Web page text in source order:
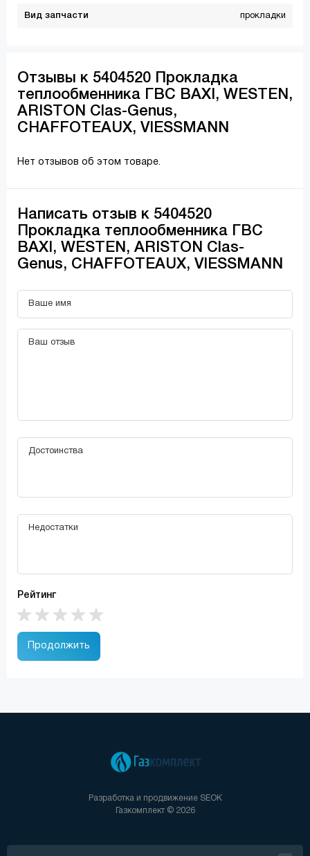
Вид запчасти прокладки
Отзывы к 5404520 Прокладка
теплообменника ГВС BAXI, WESTEN,
ARISTON Clas-Genus,
CHAFFOTEAUX, VIESSMANN
Нет отзывов об этом товаре.
Написать отзыв к 5404520
Прокладка теплообменника ГВС
BAXI, WESTEN, ARISTON Clas-
Genus, CHAFFOTEAUX, VIESSMANN
Рейтинг
Продолжить
Разработка и продвижение SEOK
Газкомплект © 2026